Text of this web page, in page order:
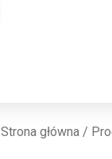
Strona główna/